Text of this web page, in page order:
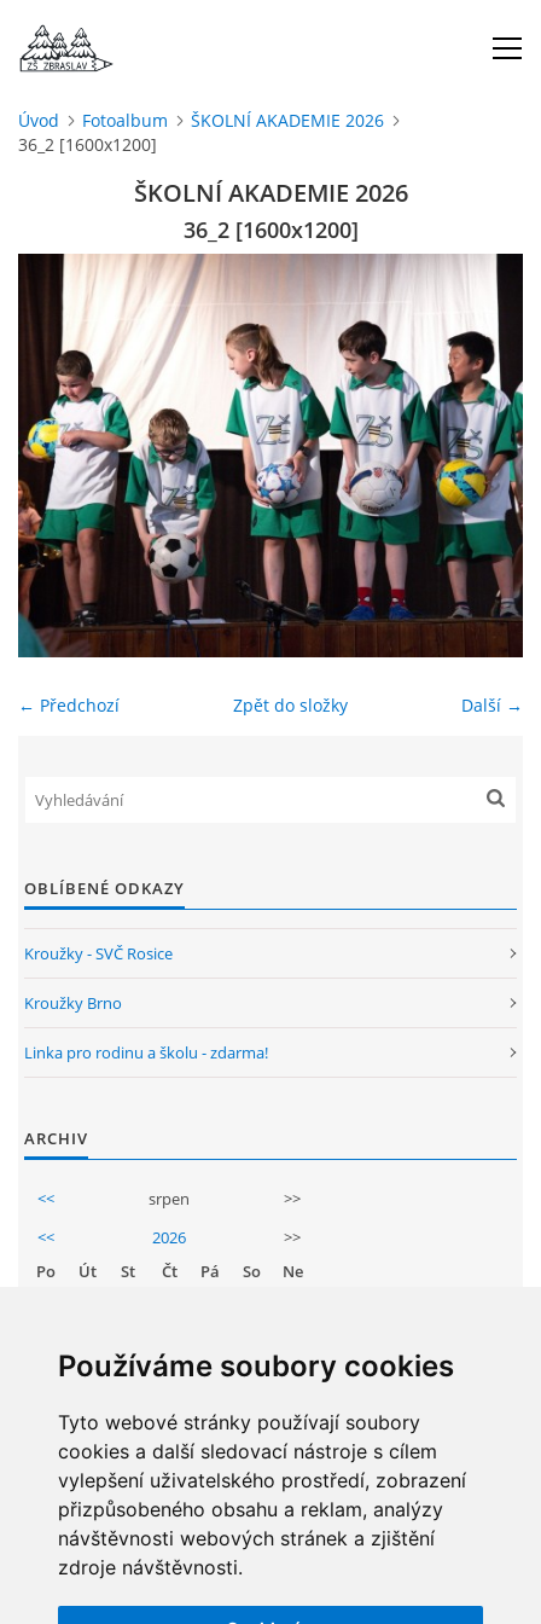
Používáme soubory cookies
Tyto webové stránky používají soubory
cookies a další sledovací nástroje s cílem
vylepšení uživatelského prostředí, zobrazení
přizpůsobeného obsahu a reklam, analýzy
návštěvnosti webových stránek a zjištění
zdroje návštěvnosti.
ÚVOD
ŠKOLNÍ ROK
DOKUMENTY
ŠKOLSKÁ RADA
PROJEKTY
ENVIRONMENTÁLNÍ VÝCHOVA
FOTOALBUM
ŠKOLNÍ JÍDELNA
ARCHIV
KROUŽKY
NEPOTŘEBNÝ MAJETEK
NAUČNÁ STEZKA ZBRASLAV
Úvod Fotoalbum
ŠKOLNÍ AKADEMIE 2026
36_2 [1600x1200]
ŠKOLNÍ AKADEMIE 2026
36_2 [1600x1200]
← Předchozí Další →
Zpět do složky
OBLÍBENÉ ODKAZY
Kroužky - SVČ Rosice
Kroužky Brno
Linka pro rodinu a školu - zdarma!
ARCHIV
<< srpen
>>
<<
2026
>>
Po
Út St Čt Pá So
Ne
11 12 13 14 15
16
18 19 20 21 22
23
25 26 27 28 29
30
STATISTIKY